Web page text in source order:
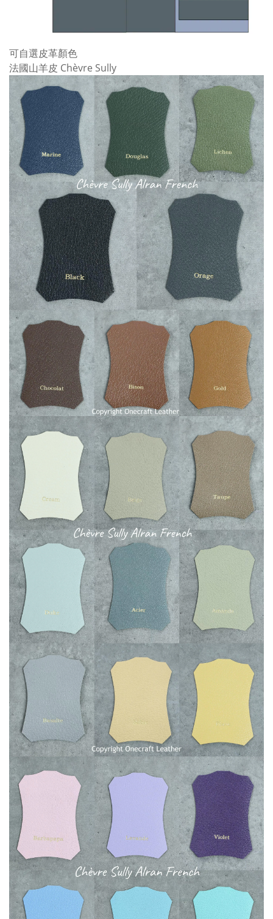
可自選皮革顏色
法國山羊皮 Chèvre Sully